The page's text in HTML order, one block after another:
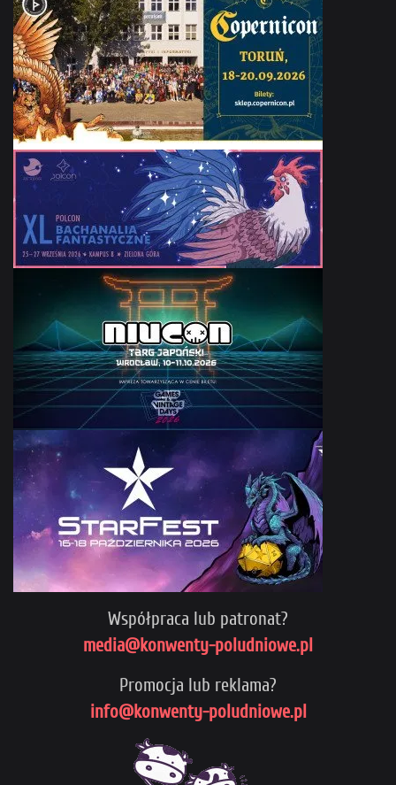
Współpraca lub patronat?
media@konwenty-poludniowe.pl
Promocja lub reklama?
info@konwenty-poludniowe.pl